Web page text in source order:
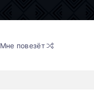
Мне повезёт